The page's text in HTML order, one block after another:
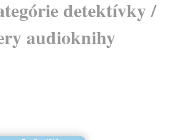
detektívky /
audioknihy